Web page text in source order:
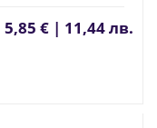
5,85 € | 11,44 лв.